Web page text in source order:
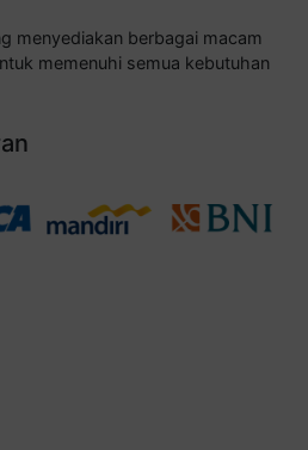
menyediakan berbagai macam
memenuhi semua kebutuhan